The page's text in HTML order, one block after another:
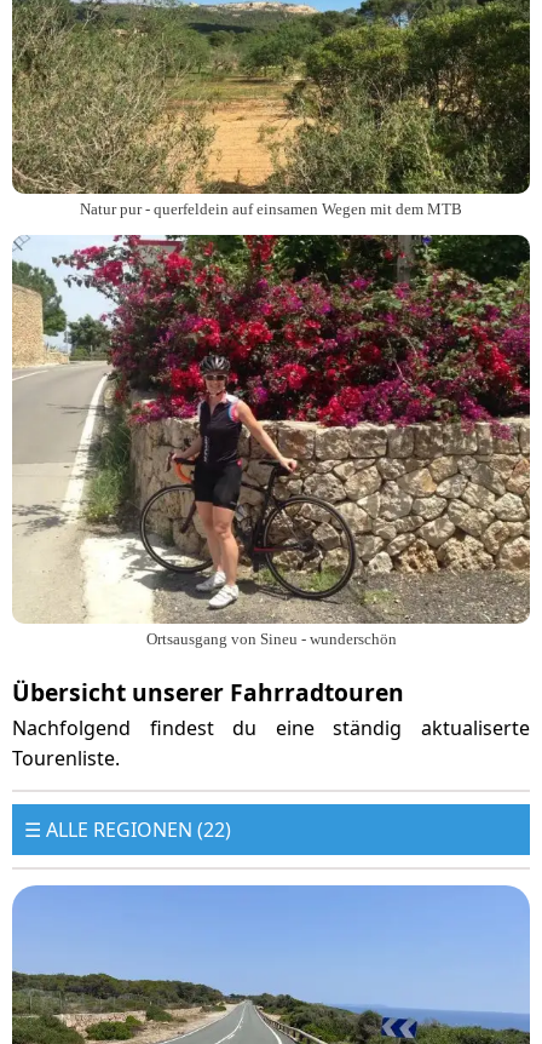
Natur pur - querfeldein auf einsamen Wegen mit dem MTB
Ortsausgang von Sineu - wunderschön
Übersicht unserer Fahrradtouren
Nachfolgend findest du eine ständig aktualiserte
Tourenliste.
☰ ALLE REGIONEN (22)